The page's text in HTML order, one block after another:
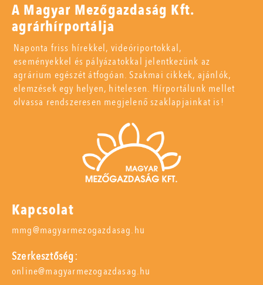
A Magyar Mezőgazdaság Kft.
agrárhírportálja
Naponta friss hírekkel, videóriportokkal,
eseményekkel és pályázatokkal jelentkezünk az
agrárium egészét átfogóan. Szakmai cikkek, ajánlók,
elemzések egy helyen, hitelesen. Hírportálunk mellet
olvassa rendszeresen megjelenő szaklapjainkat is!
Kapcsolat
mmg@magyarmezogazdasag.hu
Szerkesztőség:
online@magyarmezogazdasag.hu